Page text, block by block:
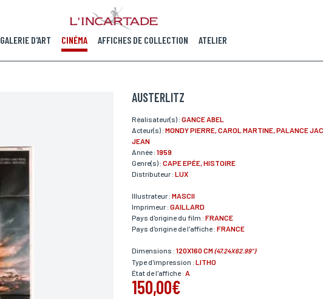
GALERIE D'ART CINÉMA AFFICHES DE COLLECTION ATELIER
AUSTERLITZ
Réalisateur(s) : GANCE ABEL
Acteur(s) : MONDY PIERRE, CAROL MARTINE, PALANCE
JEAN
Année : 1959
Genre(s) : CAPE EPÉE, HISTOIRE
Distributeur : LUX
Illustrateur : MASCII
Imprimeur : GAILLARD
Pays d'origine du film : FRANCE
Pays d'origine de l'affiche : FRANCE
Dimensions : 120X160 CM(47.24X62.99")
Type d'impression : LITHO
État de l'affiche : A
150,00€